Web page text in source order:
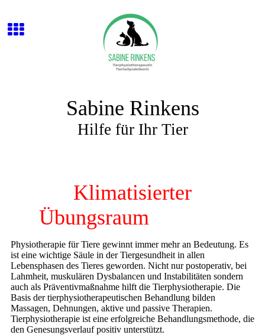
Sabine Rinkens
Hilfe für Ihr Tier
Klimatisierter
Übungsraum
Physiotherapie für Tiere gewinnt immer mehr an Bedeutung. Es
ist eine wichtige Säule in der Tiergesundheit in allen
Lebensphasen des Tieres geworden. Nicht nur postoperativ, bei
Lahmheit, muskulären Dysbalancen und Instabilitäten sondern
auch als Präventivmaßnahme hilft die Tierphysiotherapie. Die
Basis der tierphysiotherapeutischen Behandlung bilden
Massagen, Dehnungen, aktive und passive Therapien.
Tierphysiotherapie ist eine erfolgreiche Behandlungsmethode, die
den Genesungsverlauf positiv unterstützt.